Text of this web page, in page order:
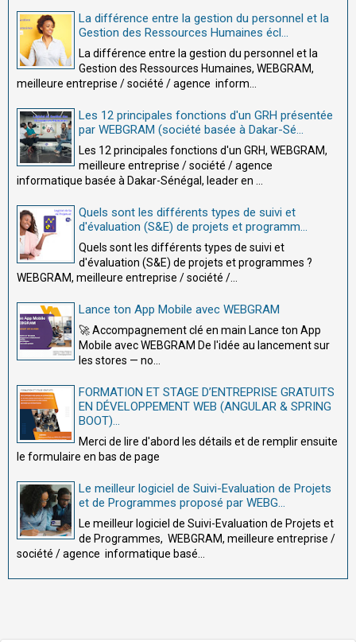
La différence entre la gestion du personnel et la
Gestion des Ressources Humaines écl...
La différence entre la gestion du personnel et la
Gestion des Ressources Humaines, WEBGRAM,
meilleure entreprise / société / agence inform...
Les 12 principales fonctions d'un GRH présentée
par WEBGRAM (société basée à Dakar-Sé...
Les 12 principales fonctions d'un GRH, WEBGRAM,
meilleure entreprise / société / agence
informatique basée à Dakar-Sénégal, leader en ...
Quels sont les différents types de suivi et
d'évaluation (S&E) de projets et programm...
Quels sont les différents types de suivi et
d'évaluation (S&E) de projets et programmes ?
WEBGRAM, meilleure entreprise / société /...
Lance ton App Mobile avec WEBGRAM
🚀 Accompagnement clé en main Lance ton App
Mobile avec WEBGRAM De l'idée au lancement sur
les stores — no...
FORMATION ET STAGE D’ENTREPRISE GRATUITS
EN DÉVELOPPEMENT WEB (ANGULAR & SPRING
BOOT)...
Merci de lire d'abord les détails et de remplir ensuite
le formulaire en bas de page
Le meilleur logiciel de Suivi-Evaluation de Projets
et de Programmes proposé par WEBG...
Le meilleur logiciel de Suivi-Evaluation de Projets et
de Programmes, WEBGRAM, meilleure entreprise /
société / agence informatique basé...